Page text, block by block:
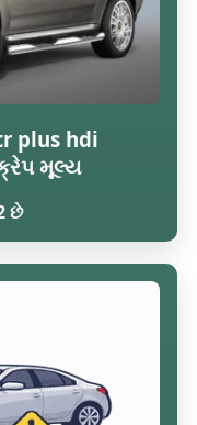
plus hdi
મૂલ્ય
છે